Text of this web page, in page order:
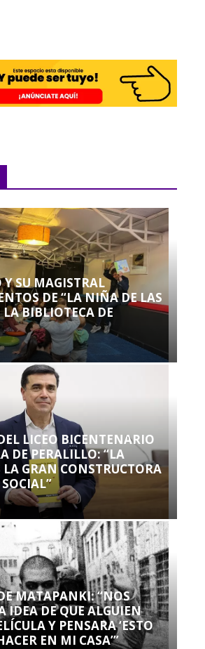
SU MAGISTRAL
DE “LA NIÑA DE LAS
LA BIBLIOTECA DE
LICEO BICENTENARIO
DE PERALILLO: “LA
LA GRAN CONSTRUCTORA
MATAPANKI: “NOS
IDEA DE QUE ALGUIEN
Y PENSARA ‘ESTO
EN MI CASA’”